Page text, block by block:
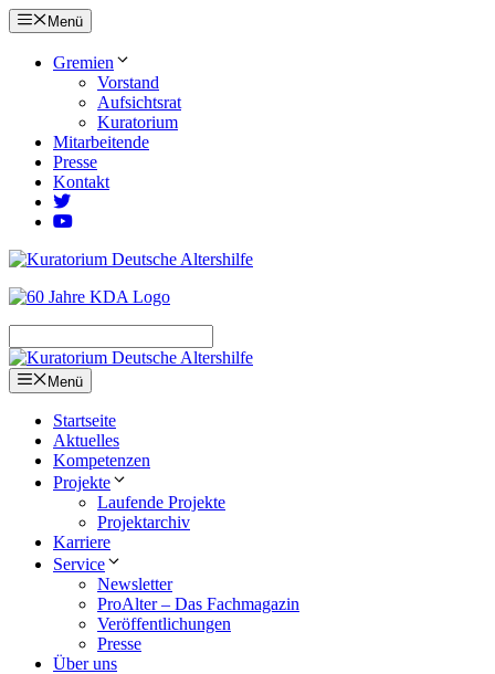
Zum
Inhalt
springen
Menü
Gremien
Vorstand
Aufsichtsrat
Kuratorium
Mitarbeitende
Presse
Kontakt
Menü
Startseite
Aktuelles
Kompetenzen
Projekte
Laufende Projekte
Projektarchiv
Karriere
Service
Newsletter
ProAlter – Das Fachmagazin
Veröffentlichungen
Presse
Über uns